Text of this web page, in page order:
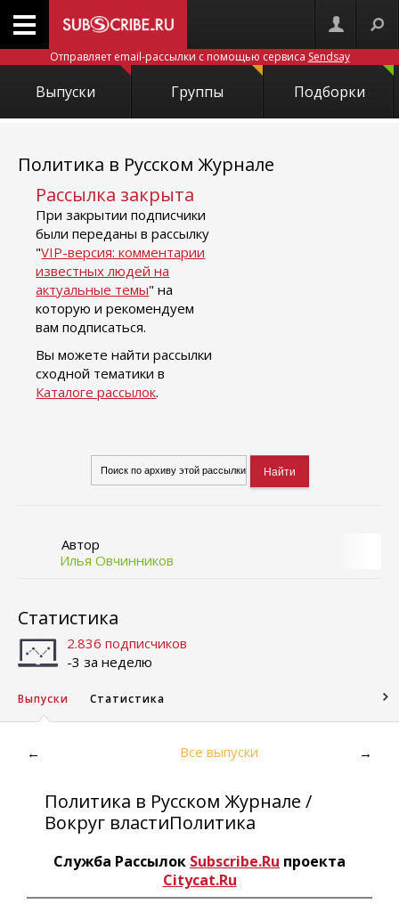
Отправляет email-рассылки с помощью сервиса Sendsay
Выпуски Группы Подборки
Политика в Русском Журнале
Рассылка закрыта
При закрытии подписчики
были переданы в рассылку
"VIP-версия: комментарии
известных людей на
актуальные темы" на
которую и рекомендуем
вам подписаться.
Вы можете найти рассылки
сходной тематики в
Каталоге рассылок.
Автор
Илья Овчинников
Статистика
2.836 подписчиков
-3 за неделю
Выпуски Статистика
← Все выпуски →
Политика в Русском Журнале /
Вокруг властиПолитика
Служба Рассылок Subscribe.Ru проекта
Citycat.Ru